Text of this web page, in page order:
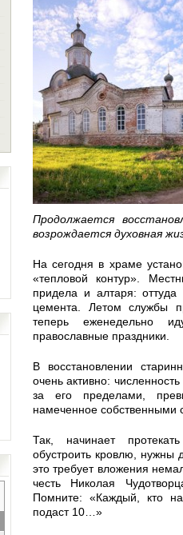
Продолжается
возрождается духовная
На сегодня в храме
«тепловой контур».
придела и алтаря:
цемента. Летом службы
теперь еженедельно
православные праздники.
В восстановлении
очень активно:
за его пределами,
намеченное собственными
Так, начинает
обустроить кровлю, нужны
это требует вложения
честь Николая
Помните: «Каждый, кто
подаст 10…»